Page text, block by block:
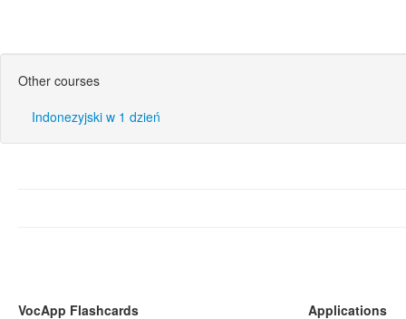
Other courses
Indonezyjski w 1 dzień
VocApp Flashcards
Applications